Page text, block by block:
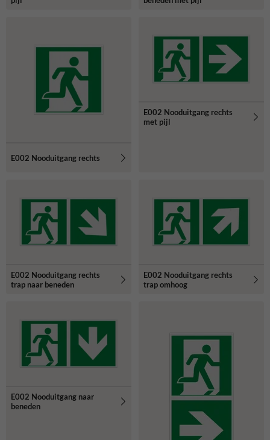
E002 Nooduitgang rechts
E002 Nooduitgang rechts
met pijl
E002 Nooduitgang rechts
trap naar beneden
E002 Nooduitgang rechts
trap omhoog
E002 Nooduitgang naar
beneden